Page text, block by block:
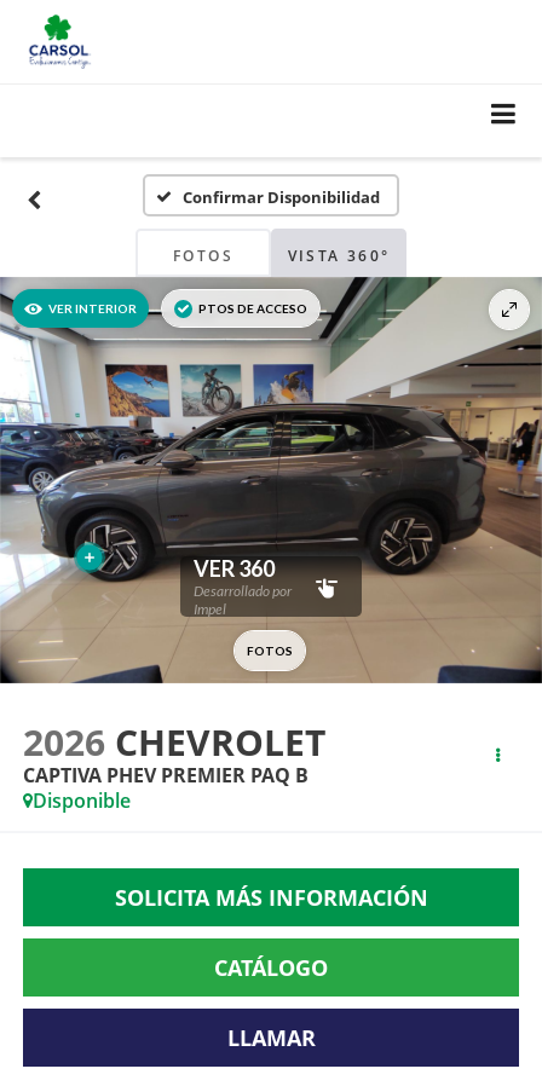
Confirmar Disponibilidad
FOTOS VISTA 360°
2026 CHEVROLET
CAPTIVA PHEV PREMIER PAQ B
Disponible
SOLICITA MÁS INFORMACIÓN
CATÁLOGO
LLAMAR